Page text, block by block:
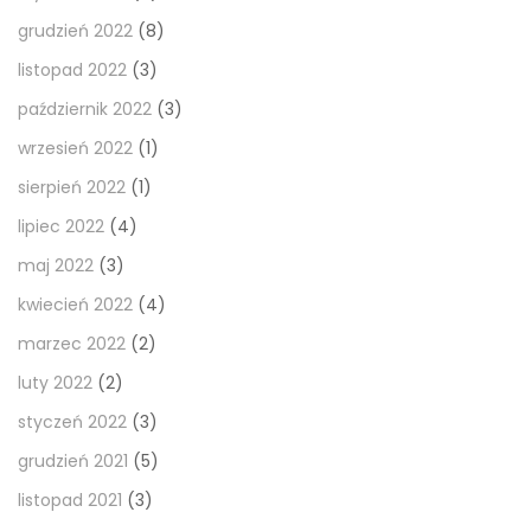
grudzień 2022 (8)
listopad 2022 (3)
październik 2022 (3)
wrzesień 2022 (1)
sierpień 2022 (1)
lipiec 2022 (4)
maj 2022 (3)
kwiecień 2022 (4)
marzec 2022 (2)
luty 2022 (2)
styczeń 2022 (3)
grudzień 2021 (5)
listopad 2021 (3)